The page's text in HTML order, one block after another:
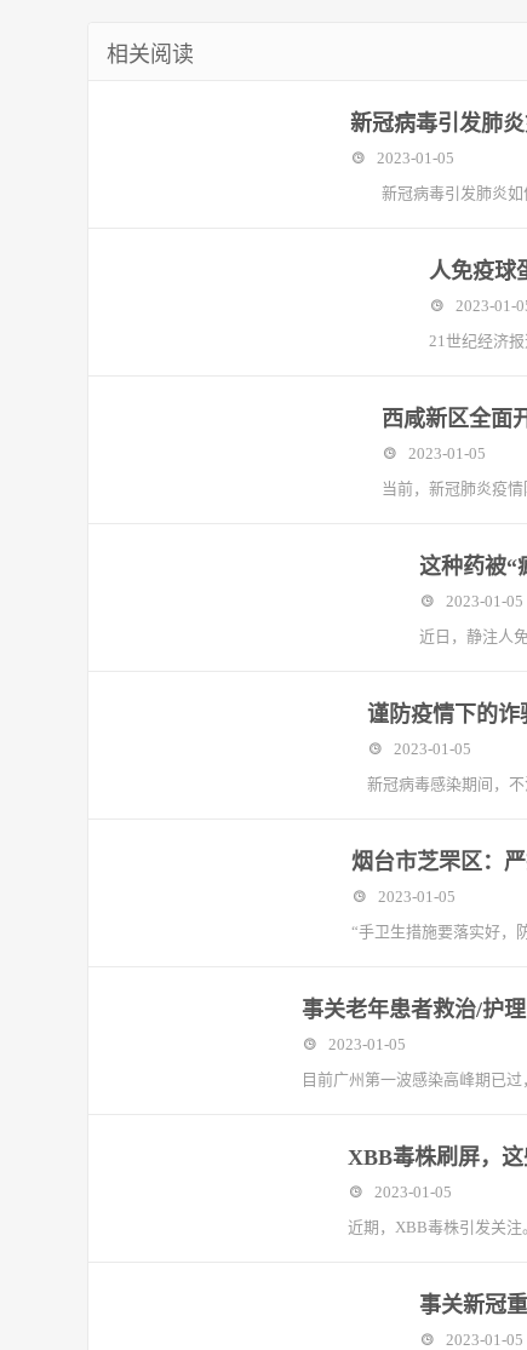
相关阅读
新冠病毒引发肺
2023-01-05
新冠病毒引发肺炎如
人免疫球
2023-01-
21世纪经济
西咸新区全面
2023-01-05
当前，新冠肺炎疫
这种药被“
2023-01-05
近日，静注人
谨防疫情下的诈
2023-01-05
新冠病毒感染期间，
烟台市芝罘区：
2023-01-05
“手卫生措施要落实好，
事关老年患者救治/护
2023-01-05
目前广州第一波感染高峰期已
XBB毒株刷屏，这
2023-01-05
近期，XBB毒株引发关
事关新冠
2023-01-05